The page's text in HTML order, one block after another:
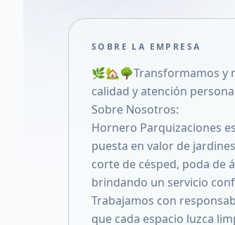
SOBRE LA EMPRESA
🌿🏡🌳Transformamos y
calidad y atención
Sobre Nosotros:
Hornero Parquizaciones
puesta en valor de
corte de césped, poda de
brindando un servicio
Trabajamos con
que cada espacio luzca